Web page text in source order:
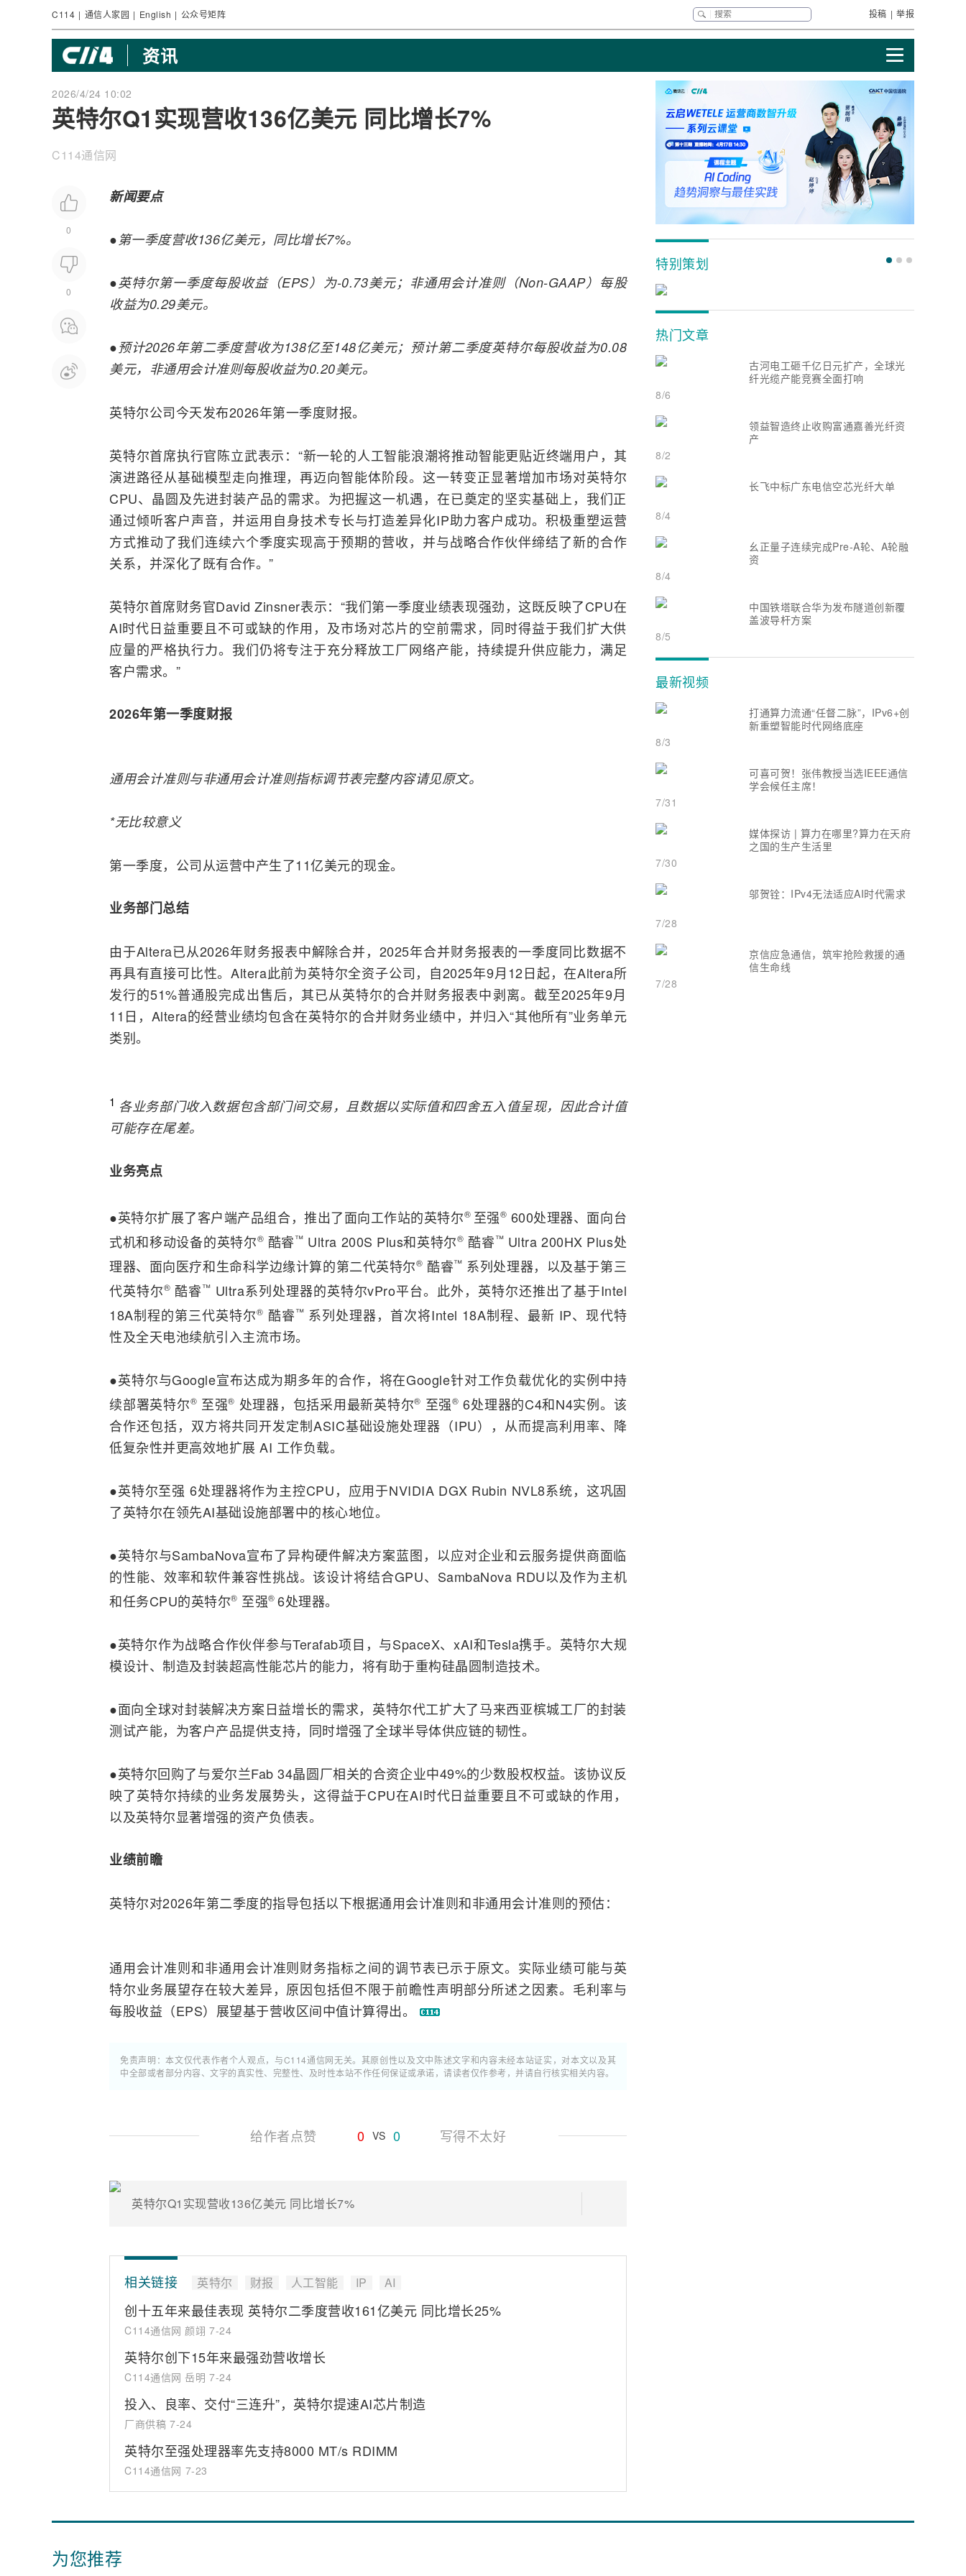
C114 | 通信人家园 | English | 公众号矩阵 投稿 | 举报
资讯
2026/4/24 10:02
英特尔Q1实现营收136亿美元 同比增长7%
C114通信网
0
0
新闻要点
●第一季度营收136亿美元，同比增长7%。
●英特尔第一季度每股收益（EPS）为-0.73美元；非通用会计准则（Non-GAAP）每股
收益为0.29美元。
●预计2026年第二季度营收为138亿至148亿美元；预计第二季度英特尔每股收益为0.08
美元，非通用会计准则每股收益为0.20美元。
英特尔公司今天发布2026年第一季度财报。
英特尔首席执行官陈立武表示：“新一轮的人工智能浪潮将推动智能更贴近终端用户，其
演进路径从基础模型走向推理，再迈向智能体阶段。这一转变正显著增加市场对英特尔
CPU、晶圆及先进封装产品的需求。为把握这一机遇，在已奠定的坚实基础上，我们正
通过倾听客户声音，并运用自身技术专长与打造差异化IP助力客户成功。积极重塑运营
方式推动了我们连续六个季度实现高于预期的营收，并与战略合作伙伴缔结了新的合作
关系，并深化了既有合作。”
英特尔首席财务官David Zinsner表示：“我们第一季度业绩表现强劲，这既反映了CPU在
AI时代日益重要且不可或缺的作用，及市场对芯片的空前需求，同时得益于我们扩大供
应量的严格执行力。我们仍将专注于充分释放工厂网络产能，持续提升供应能力，满足
客户需求。”
2026年第一季度财报
通用会计准则与非通用会计准则指标调节表完整内容请见原文。
*无比较意义
第一季度，公司从运营中产生了11亿美元的现金。
业务部门总结
由于Altera已从2026年财务报表中解除合并，2025年合并财务报表的一季度同比数据不
再具有直接可比性。Altera此前为英特尔全资子公司，自2025年9月12日起，在Altera所
发行的51%普通股完成出售后，其已从英特尔的合并财务报表中剥离。截至2025年9月
11日，Altera的经营业绩均包含在英特尔的合并财务业绩中，并归入“其他所有”业务单元
类别。
1 各业务部门收入数据包含部门间交易，且数据以实际值和四舍五入值呈现，因此合计值
可能存在尾差。
业务亮点
●英特尔扩展了客户端产品组合，推出了面向工作站的英特尔® 至强® 600处理器、面向台
式机和移动设备的英特尔® 酷睿™ Ultra 200S Plus和英特尔® 酷睿™ Ultra 200HX Plus处
理器、面向医疗和生命科学边缘计算的第二代英特尔® 酷睿™ 系列处理器，以及基于第三
代英特尔® 酷睿™ Ultra系列处理器的英特尔vPro平台。此外，英特尔还推出了基于Intel
18A制程的第三代英特尔® 酷睿™ 系列处理器，首次将Intel 18A制程、最新 IP、现代特
性及全天电池续航引入主流市场。
●英特尔与Google宣布达成为期多年的合作，将在Google针对工作负载优化的实例中持
续部署英特尔® 至强® 处理器，包括采用最新英特尔® 至强® 6处理器的C4和N4实例。该
合作还包括，双方将共同开发定制ASIC基础设施处理器（IPU），从而提高利用率、降
低复杂性并更高效地扩展 AI 工作负载。
●英特尔至强 6处理器将作为主控CPU，应用于NVIDIA DGX Rubin NVL8系统，这巩固
了英特尔在领先AI基础设施部署中的核心地位。
●英特尔与SambaNova宣布了异构硬件解决方案蓝图，以应对企业和云服务提供商面临
的性能、效率和软件兼容性挑战。该设计将结合GPU、SambaNova RDU以及作为主机
和任务CPU的英特尔® 至强® 6处理器。
●英特尔作为战略合作伙伴参与Terafab项目，与SpaceX、xAI和Tesla携手。英特尔大规
模设计、制造及封装超高性能芯片的能力，将有助于重构硅晶圆制造技术。
●面向全球对封装解决方案日益增长的需求，英特尔代工扩大了马来西亚槟城工厂的封装
测试产能，为客户产品提供支持，同时增强了全球半导体供应链的韧性。
●英特尔回购了与爱尔兰Fab 34晶圆厂相关的合资企业中49%的少数股权权益。该协议反
映了英特尔持续的业务发展势头，这得益于CPU在AI时代日益重要且不可或缺的作用，
以及英特尔显著增强的资产负债表。
业绩前瞻
英特尔对2026年第二季度的指导包括以下根据通用会计准则和非通用会计准则的预估：
通用会计准则和非通用会计准则财务指标之间的调节表已示于原文。实际业绩可能与英
特尔业务展望存在较大差异，原因包括但不限于前瞻性声明部分所述之因素。毛利率与
每股收益（EPS）展望基于营收区间中值计算得出。
免责声明：本文仅代表作者个人观点，与C114通信网无关。其原创性以及文中陈述文字和内容未经本站证实，对本文以及其
中全部或者部分内容、文字的真实性、完整性、及时性本站不作任何保证或承诺，请读者仅作参考，并请自行核实相关内容。
给作者点赞 0 VS 0 写得不太好
英特尔Q1实现营收136亿美元 同比增长7%
相关链接 英特尔 财报 人工智能 IP AI
创十五年来最佳表现 英特尔二季度营收161亿美元 同比增长25%
C114通信网 颜翊 7-24
英特尔创下15年来最强劲营收增长
C114通信网 岳明 7-24
投入、良率、交付“三连升”，英特尔提速AI芯片制造
厂商供稿 7-24
英特尔至强处理器率先支持8000 MT/s RDIMM
C114通信网 7-23
特别策划
热门文章
古河电工砸千亿日元扩产，全球光
纤光缆产能竞赛全面打响
8/6
领益智造终止收购富通嘉善光纤资
产
8/2
长飞中标广东电信空芯光纤大单
8/4
幺正量子连续完成Pre-A轮、A轮融
资
8/4
中国铁塔联合华为发布隧道创新覆
盖波导杆方案
8/5
最新视频
打通算力流通“任督二脉”，IPv6+创
新重塑智能时代网络底座
8/3
可喜可贺！张伟教授当选IEEE通信
学会候任主席！
7/31
媒体探访 | 算力在哪里?算力在天府
之国的生产生活里
7/30
邬贺铨：IPv4无法适应AI时代需求
7/28
京信应急通信，筑牢抢险救援的通
信生命线
7/28
为您推荐